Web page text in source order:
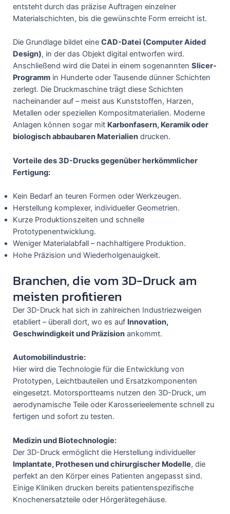
entsteht durch das präzise Auftragen einzelner
Materialschichten, bis die gewünschte Form erreicht ist.
Die Grundlage bildet eine CAD-Datei (Computer Aided
Design), in der das Objekt digital entworfen wird.
Anschließend wird die Datei in einem sogenannten Slicer-
Programm in Hunderte oder Tausende dünner Schichten
zerlegt. Die Druckmaschine trägt diese Schichten
nacheinander auf – meist aus Kunststoffen, Harzen,
Metallen oder speziellen Kompositmaterialien. Moderne
Anlagen können sogar mit Karbonfasern, Keramik oder
biologisch abbaubaren Materialien drucken.
Vorteile des 3D-Drucks gegenüber herkömmlicher
Fertigung:
Kein Bedarf an teuren Formen oder Werkzeugen.
Herstellung komplexer, individueller Geometrien.
Kurze Produktionszeiten und schnelle
Prototypenentwicklung.
Weniger Materialabfall – nachhaltigere Produktion.
Hohe Präzision und Wiederholgenauigkeit.
Branchen, die vom 3D-Druck am
meisten profitieren
Der 3D-Druck hat sich in zahlreichen Industriezweigen
etabliert – überall dort, wo es auf Innovation,
Geschwindigkeit und Präzision ankommt.
Automobilindustrie:
Hier wird die Technologie für die Entwicklung von
Prototypen, Leichtbauteilen und Ersatzkomponenten
eingesetzt. Motorsportteams nutzen den 3D-Druck, um
aerodynamische Teile oder Karosserieelemente schnell zu
fertigen und sofort zu testen.
Medizin und Biotechnologie:
Der 3D-Druck ermöglicht die Herstellung individueller
Implantate, Prothesen und chirurgischer Modelle, die
perfekt an den Körper eines Patienten angepasst sind.
Einige Kliniken drucken bereits patientenspezifische
Knochenersatzteile oder Hörgerätegehäuse.